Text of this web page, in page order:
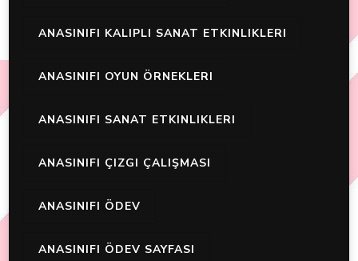
ANASINIFI KALIPLI SANAT ETKINLIKLERI
ANASINIFI OYUN ÖRNEKLERI
ANASINIFI SANAT ETKINLIKLERI
ANASINIFI ÇIZGI ÇALIŞMASI
ANASINIFI ÖDEV
ANASINIFI ÖDEV SAYFASI